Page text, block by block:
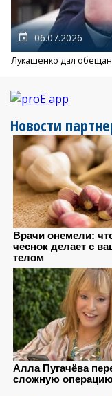
06.07.2026
Лукашенко дал
Новости